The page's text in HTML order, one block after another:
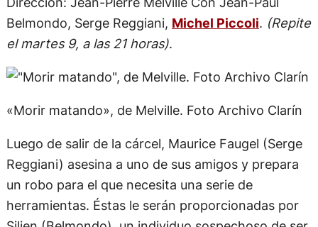
Belmondo, Serge Reggiani, Michel Piccoli. (Repite
el martes 9, a las 21 horas).
«Morir matando», de Melville. Foto Archivo Clarín
Luego de salir de la cárcel, Maurice Faugel (Serge
Reggiani) asesina a uno de sus amigos y prepara
un robo para el que necesita una serie de
herramientas. Éstas le serán proporcionadas por